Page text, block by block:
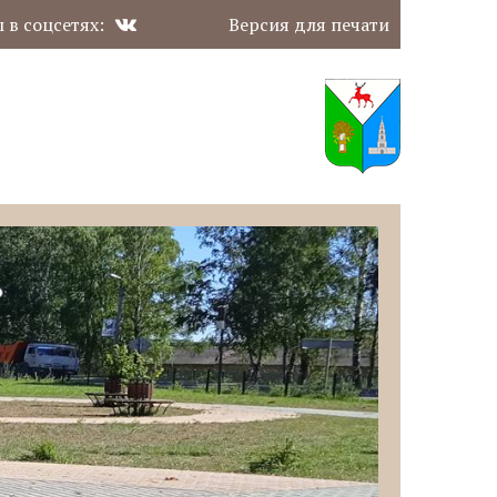
соцсетях: Версия для печати